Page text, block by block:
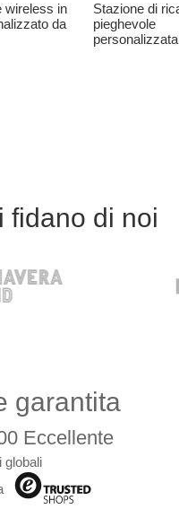
wireless in
da
Stazione di
pieghevole
personalizzata
fidano di noi
garantita
Eccellente
globali